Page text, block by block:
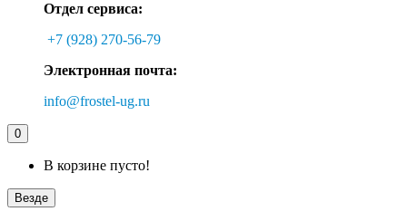
Отдел сервиса:
+7 (928) 270-56-79
Электронная почта:
info@frostel-ug.ru
0
В корзине пусто!
Везде